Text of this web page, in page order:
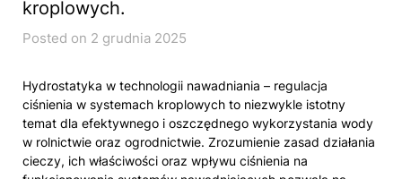
kroplowych.
Posted on 2 grudnia 2025
Hydrostatyka w technologii nawadniania – regulacja
ciśnienia w systemach kroplowych to niezwykle istotny
temat dla efektywnego i oszczędnego wykorzystania wody
w rolnictwie oraz ogrodnictwie. Zrozumienie zasad działania
cieczy, ich właściwości oraz wpływu ciśnienia na